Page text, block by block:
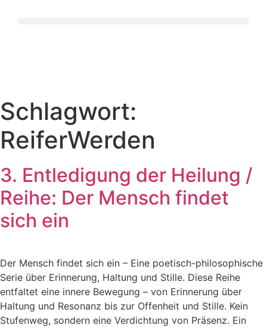
Schlagwort:
ReiferWerden
3. Entledigung der Heilung /
Reihe: Der Mensch findet
sich ein
Der Mensch findet sich ein – Eine poetisch-philosophische
Serie über Erinnerung, Haltung und Stille. Diese Reihe
entfaltet eine innere Bewegung – von Erinnerung über
Haltung und Resonanz bis zur Offenheit und Stille. Kein
Stufenweg, sondern eine Verdichtung von Präsenz. Ein